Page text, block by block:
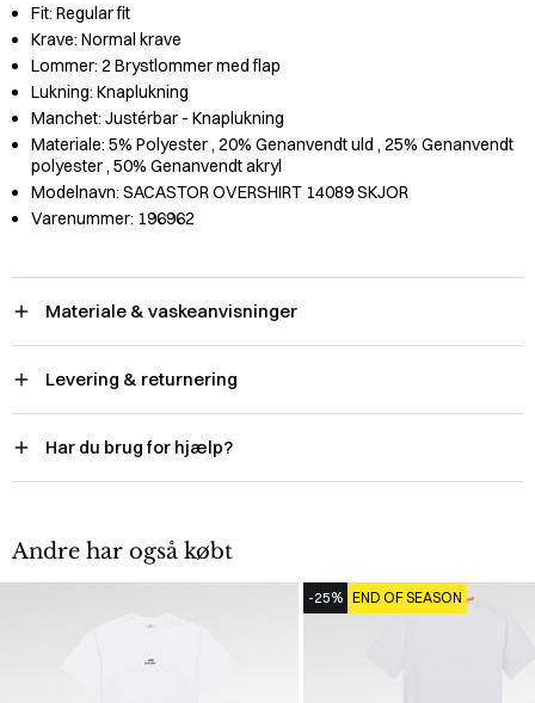
Fit: Regular fit
Krave: Normal krave
Lommer: 2 Brystlommer med flap
Lukning: Knaplukning
Manchet: Justérbar - Knaplukning
Materiale: 5% Polyester, 20% Genanvendt uld , 25% Genanvendt
polyester, 50% Genanvendt akryl
Modelnavn: SACASTOR OVERSHIRT 14089 SKJOR
Varenummer: 196962
Materiale & vaskeanvisninger
Levering & returnering
Har du brug for hjælp?
Andre har også købt
-25% END OF SEASON